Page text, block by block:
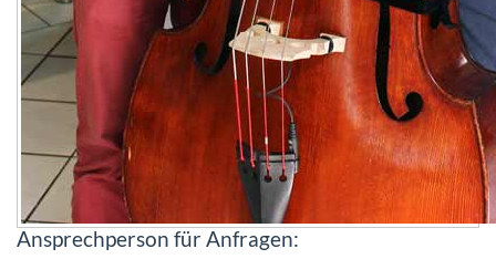
Ansprechperson für Anfragen: